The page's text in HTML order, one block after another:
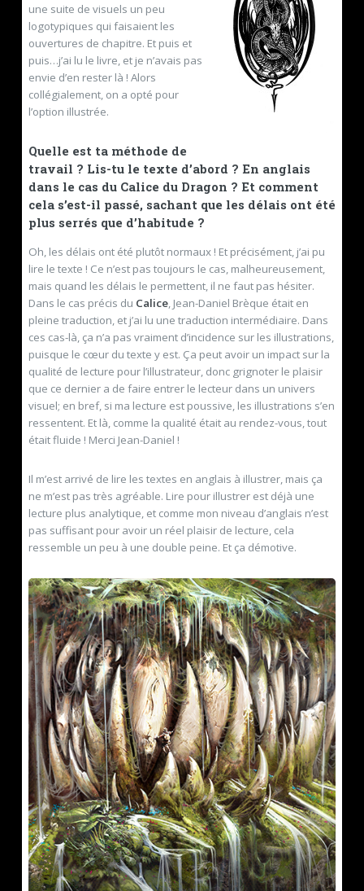
une suite de visuels un peu
logotypiques qui faisaient les
ouvertures de chapitre. Et puis et
puis…j’ai lu le livre, et je n’avais pas
envie d’en rester là ! Alors
collégialement, on a opté pour
l’option illustrée.
Quelle est ta méthode de
travail ? Lis-tu le texte d’abord ? En anglais
dans le cas du Calice du Dragon ? Et comment
cela s’est-il passé, sachant que les délais ont été
plus serrés que d’habitude ?
Oh, les délais ont été plutôt normaux ! Et précisément, j’ai pu
lire le texte ! Ce n’est pas toujours le cas, malheureusement,
mais quand les délais le permettent, il ne faut pas hésiter.
Dans le cas précis du Calice, Jean-Daniel Brèque était en
pleine traduction, et j’ai lu une traduction intermédiaire. Dans
ces cas-là, ça n’a pas vraiment d’incidence sur les illustrations,
puisque le cœur du texte y est. Ça peut avoir un impact sur la
qualité de lecture pour l’illustrateur, donc grignoter le plaisir
que ce dernier a de faire entrer le lecteur dans un univers
visuel; en bref, si ma lecture est poussive, les illustrations s’en
ressentent. Et là, comme la qualité était au rendez-vous, tout
était fluide ! Merci Jean-Daniel !
Il m’est arrivé de lire les textes en anglais à illustrer, mais ça
ne m’est pas très agréable. Lire pour illustrer est déjà une
lecture plus analytique, et comme mon niveau d’anglais n’est
pas suffisant pour avoir un réel plaisir de lecture, cela
ressemble un peu à une double peine. Et ça démotive.